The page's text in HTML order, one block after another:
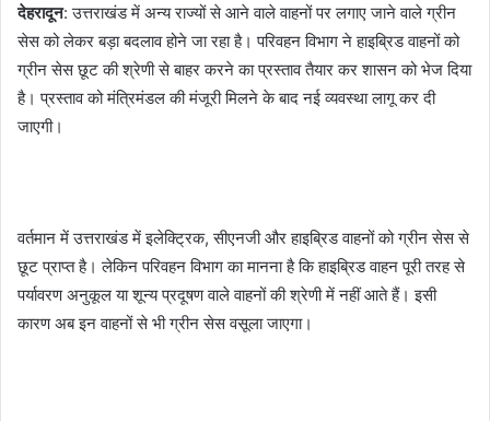
देहरादून: उत्तराखंड में अन्य राज्यों से आने वाले वाहनों पर लगाए जाने वाले ग्रीन
सेस को लेकर बड़ा बदलाव होने जा रहा है। परिवहन विभाग ने हाइब्रिड वाहनों को
ग्रीन सेस छूट की श्रेणी से बाहर करने का प्रस्ताव तैयार कर शासन को भेज दिया
है। प्रस्ताव को मंत्रिमंडल की मंजूरी मिलने के बाद नई व्यवस्था लागू कर दी
जाएगी।
वर्तमान में उत्तराखंड में इलेक्ट्रिक, सीएनजी और हाइब्रिड वाहनों को ग्रीन सेस से
छूट प्राप्त है। लेकिन परिवहन विभाग का मानना है कि हाइब्रिड वाहन पूरी तरह से
पर्यावरण अनुकूल या शून्य प्रदूषण वाले वाहनों की श्रेणी में नहीं आते हैं। इसी
कारण अब इन वाहनों से भी ग्रीन सेस वसूला जाएगा।